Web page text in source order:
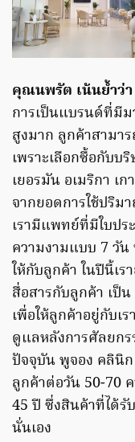
คุณนพรัต เน้นย้ำว่า
การเป็นแบรนด์ที่มี
สูงมาก ลูกค้าสามา
เพราะเลือกซื้อกับบ
เยอรมัน อเมริกา เ
จากยอดการใช้ปริม
เรามีแพทย์ที่มีใบป
ความงามแบบ 7 วั
ให้กับลูกค้า ในปีนี้เ
สื่อสารกับลูกค้า เป็
เพื่อให้ลูกค้าอยู่กับเ
ดูแลหลังการศัลยก
ปัจจุบัน พูจอง คลินิก
ลูกค้าต่อวัน 50-70
45 ปี ซึ่งสินค้าที่ได้
นั่นเอง